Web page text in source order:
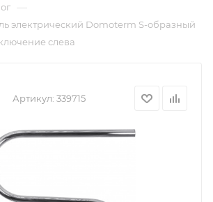
—
электрический Domoterm S-образный
слева
Артикул: 339715